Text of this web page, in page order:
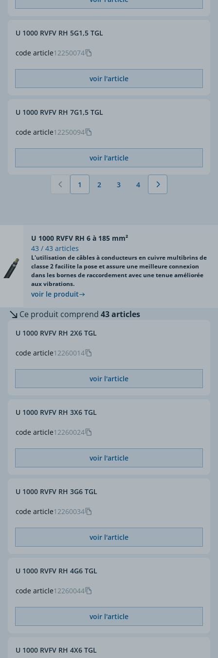
code article12250074
U 1000 RVFV RH 5G1,5 TGL
voir l'article
code article12250094
U 1000 RVFV RH 7G1,5 TGL
voir l'article
Vous lisez actuellement la page
1 Page
2 Page
3 Page
4
U 1000 RVFV RH 6 à 185 mm²
43 / 43 articles
L'utilisation de câbles à conducteurs en cuivre multibrins de
classe 2 facilite la pose et assure une meilleure connexion
dans les bornes de raccordement avec une tenue améliorée
aux vibrations.
voir le produit
Ce produit comprend 43 articles
code article12260014
U 1000 RVFV RH 2X6 TGL
voir l'article
code article12260024
U 1000 RVFV RH 3X6 TGL
voir l'article
code article12260034
U 1000 RVFV RH 3G6 TGL
voir l'article
code article12260044
U 1000 RVFV RH 4G6 TGL
voir l'article
U 1000 RVFV RH 4X6 TGL